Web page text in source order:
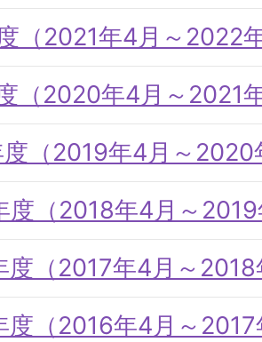
（2021年4月～2022
（2020年4月～2021
（2019年4月～2020
度（2018年4月～
度（2017年4月～
度（2016年4月～